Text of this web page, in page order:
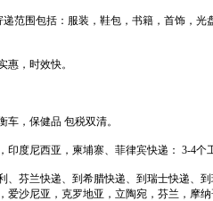
范围包括：服装，鞋包，书籍，首饰，
惠，时效快。
，保健品 包税双清。
印度尼西亚，柬埔寨、菲律宾快递： 3-4个
、芬兰快递、到希腊快递、到瑞士快递、
爱沙尼亚，克罗地亚，立陶宛，芬兰，摩